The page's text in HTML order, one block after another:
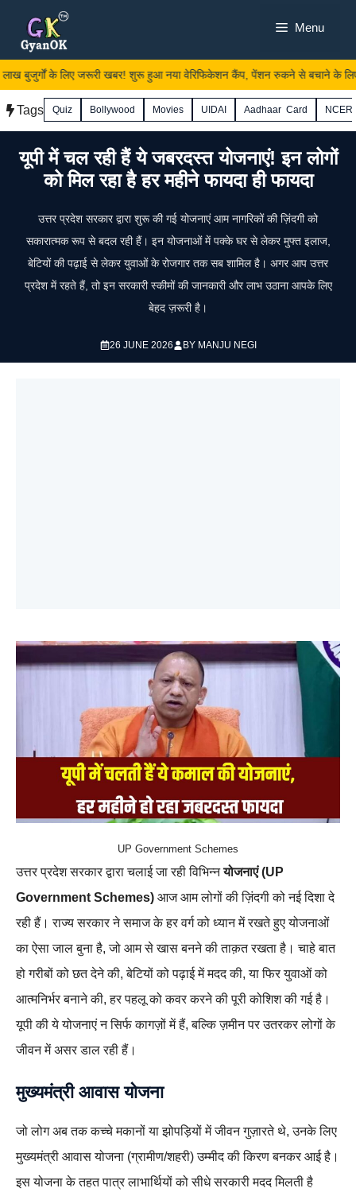
content
Menu
बुजुर्गों के लिए जरूरी खबर! शुरू हुआ नया वेरिफिकेशन कैंप, पेंशन रुकने से बचाने के लिए
Tags Quiz Bollywood Movies UIDAI Aadhaar Card
यूपी में चल रही हैं ये जबरदस्त योजनाएं! इन लोगों
को मिल रहा है हर महीने फायदा ही फायदा
उत्तर प्रदेश सरकार द्वारा शुरू की गई योजनाएं आम नागरिकों की ज़िंदगी को
सकारात्मक रूप से बदल रही हैं। इन योजनाओं में पक्के घर से लेकर मुफ्त इलाज,
बेटियों की पढ़ाई से लेकर युवाओं के रोजगार तक सब शामिल है। अगर आप उत्तर
प्रदेश में रहते हैं, तो इन सरकारी स्कीमों की जानकारी और लाभ उठाना आपके लिए
बेहद ज़रूरी है।
26 JUNE 2026 BY MANJU NEGI
UP Government Schemes
उत्तर प्रदेश सरकार द्वारा चलाई जा रही विभिन्नयोजनाएं (UP
Government Schemes) आज आम लोगों की ज़िंदगी को नई दिशा दे
रही हैं। राज्य सरकार ने समाज के हर वर्ग को ध्यान में रखते हुए योजनाओं
का ऐसा जाल बुना है, जो आम से खास बनने की ताक़त रखता है। चाहे बात
हो गरीबों को छत देने की, बेटियों को पढ़ाई में मदद की, या फिर युवाओं को
आत्मनिर्भर बनाने की, हर पहलू को कवर करने की पूरी कोशिश की गई है।
यूपी की ये योजनाएं न सिर्फ कागज़ों में हैं, बल्कि ज़मीन पर उतरकर लोगों के
जीवन में असर डाल रही हैं।
मुख्यमंत्री आवास योजना
जो लोग अब तक कच्चे मकानों या झोपड़ियों में जीवन गुज़ारते थे, उनके लिए
मुख्यमंत्री आवास योजना (ग्रामीण/शहरी) उम्मीद की किरण बनकर आई है।
इस योजना के तहत पात्र लाभार्थियों को सीधे सरकारी मदद मिलती है